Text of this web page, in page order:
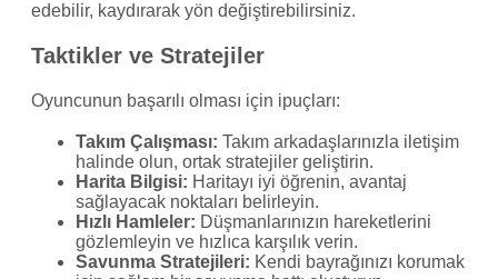
edebilir, kaydırarak yön değiştirebilirsiniz.
Taktikler ve Stratejiler
Oyuncunun başarılı olması için ipuçları:
Takım Çalışması: Takım arkadaşlarınızla iletişim
halinde olun, ortak stratejiler geliştirin.
Harita Bilgisi: Haritayı iyi öğrenin, avantaj
sağlayacak noktaları belirleyin.
Hızlı Hamleler: Düşmanlarınızın hareketlerini
gözlemleyin ve hızlıca karşılık verin.
Savunma Stratejileri: Kendi bayrağınızı korumak